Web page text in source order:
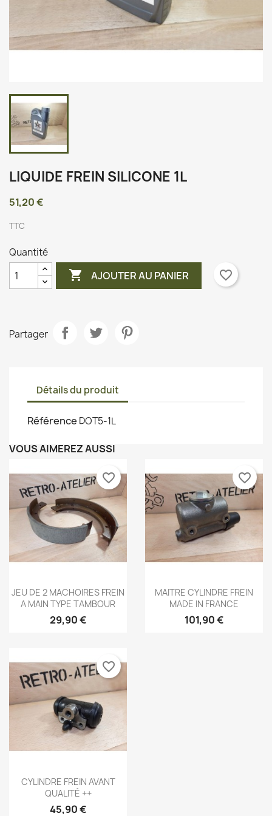
Créer une liste d'envies
Connexion
LIQUIDE FREIN SILICONE 1L
51,20 €
TTC
Quantité
 AJOUTER AU PANIER favorite_border
Partager
Détails du produit
Référence DOT5-1L
VOUS AIMEREZ AUSSI
 Aperçu rapide
JEU DE 2 MACHOIRES FREIN
A MAIN TYPE TAMBOUR
29,90 €
favorite_border
Aperçu rapide
MAITRE CYLINDRE FREIN
MADE IN FRANCE
101,90 €
favorite_border
Aperçu rapide
CYLINDRE FREIN AVANT
QUALITÉ ++
45,90 €
favorite_border